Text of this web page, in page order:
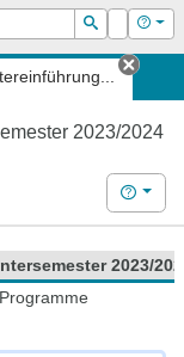
Suchen
Login Hilfe
Tab
2023/2024
Hilfe
2023/